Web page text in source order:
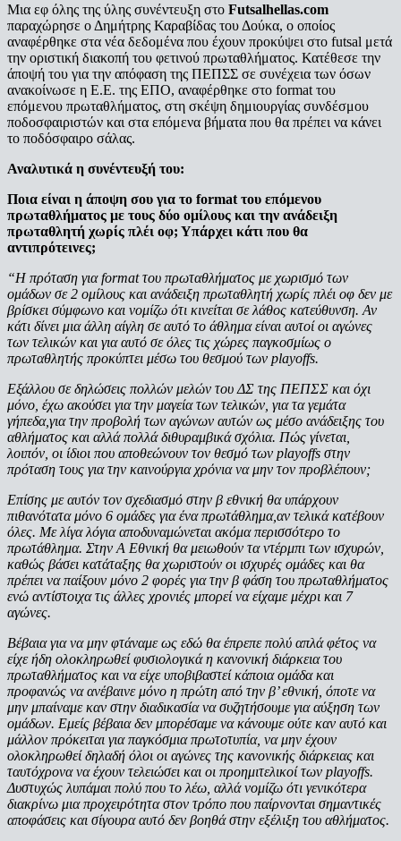
Μια εφ όλης της ύλης συνέντευξη στο Futsalhellas.com
παραχώρησε ο Δημήτρης Καραβίδας του Δούκα, ο οποίος
αναφέρθηκε στα νέα δεδομένα που έχουν προκύψει στο futsal μετά
την οριστική διακοπή του φετινού πρωταθλήματος. Κατέθεσε την
άποψή του για την απόφαση της ΠΕΠΣΣ σε συνέχεια των όσων
ανακοίνωσε η Ε.Ε. της ΕΠΟ, αναφέρθηκε στο format του
επόμενου πρωταθλήματος, στη σκέψη δημιουργίας συνδέσμου
ποδοσφαιριστών και στα επόμενα βήματα που θα πρέπει να κάνει
το ποδόσφαιρο σάλας.
Αναλυτικά η συνέντευξή του:
Ποια είναι η άποψη σου για το format του επόμενου
πρωταθλήματος με τους δύο ομίλους και την ανάδειξη
πρωταθλητή χωρίς πλέι οφ; Υπάρχει κάτι που θα
αντιπρότεινες;
“Η πρόταση για format του πρωταθλήματος με χωρισμό των
ομάδων σε 2 ομίλους και ανάδειξη πρωταθλητή χωρίς πλέι οφ δεν με
βρίσκει σύμφωνο και νομίζω ότι κινείται σε λάθος κατεύθυνση. Αν
κάτι δίνει μια άλλη αίγλη σε αυτό το άθλημα είναι αυτοί οι αγώνες
των τελικών και για αυτό σε όλες τις χώρες παγκοσμίως ο
πρωταθλητής προκύπτει μέσω του θεσμού των playoffs.
Εξάλλου σε δηλώσεις πολλών μελών του ΔΣ της ΠΕΠΣΣ και όχι
μόνο, έχω ακούσει για την μαγεία των τελικών, για τα γεμάτα
γήπεδα,για την προβολή των αγώνων αυτών ως μέσο ανάδειξης του
αθλήματος και αλλά πολλά διθυραμβικά σχόλια. Πώς γίνεται,
λοιπόν, οι ίδιοι που αποθεώνουν τον θεσμό των playoffs στην
πρόταση τους για την καινούργια χρόνια να μην τον προβλέπουν;
Επίσης με αυτόν τον σχεδιασμό στην β εθνική θα υπάρχουν
πιθανότατα μόνο 6 ομάδες για ένα πρωτάθλημα,αν τελικά κατέβουν
όλες. Με λίγα λόγια αποδυναμώνεται ακόμα περισσότερο το
πρωτάθλημα. Στην Α Εθνική θα μειωθούν τα ντέρμπι των ισχυρών,
καθώς βάσει κατάταξης θα χωριστούν οι ισχυρές ομάδες και θα
πρέπει να παίξουν μόνο 2 φορές για την β φάση του πρωταθλήματος
ενώ αντίστοιχα τις άλλες χρονιές μπορεί να είχαμε μέχρι και 7
αγώνες.
Βέβαια για να μην φτάναμε ως εδώ θα έπρεπε πολύ απλά φέτος να
είχε ήδη ολοκληρωθεί φυσιολογικά η κανονική διάρκεια του
πρωταθλήματος και να είχε υποβιβαστεί κάποια ομάδα και
προφανώς να ανέβαινε μόνο η πρώτη από την β’ εθνική, όποτε να
μην μπαίναμε καν στην διαδικασία να συζητήσουμε για αύξηση των
ομάδων. Εμείς βέβαια δεν μπορέσαμε να κάνουμε ούτε καν αυτό και
μάλλον πρόκειται για παγκόσμια πρωτοτυπία, να μην έχουν
ολοκληρωθεί δηλαδή όλοι οι αγώνες της κανονικής διάρκειας και
ταυτόχρονα να έχουν τελειώσει και οι προημιτελικοί των playoffs.
Δυστυχώς λυπάμαι πολύ που το λέω, αλλά νομίζω ότι γενικότερα
διακρίνω μια προχειρότητα στον τρόπο που παίρνονται σημαντικές
αποφάσεις και σίγουρα αυτό δεν βοηθά στην εξέλιξη του αθλήματος.